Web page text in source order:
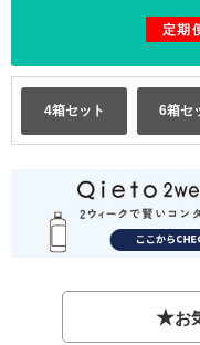
定期
4箱セット 6箱セ
★お